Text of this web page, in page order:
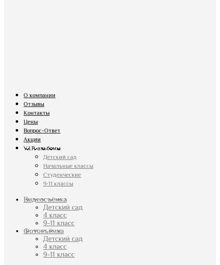
О компании
Отзывы
Контакты
Цены
Вопрос-Ответ
Акции
V.I.P. альбомы
Детский сад
Начальные классы
Студенческие
9-11 классы
Видеосъёмка
Детский сад
4 класс
9-11 класс
Фотосъёмка
Детский сад
4 класс
9-11 класс